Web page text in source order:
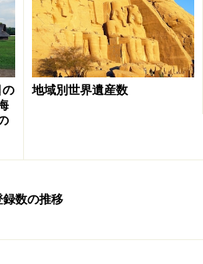
合しながら花開いたアユタヤ
とタイの華麗をあわせ持った
しかし文化の融合はたびたび
って完全に破壊され、現在の
った。
地域別世界遺産数
数の推移